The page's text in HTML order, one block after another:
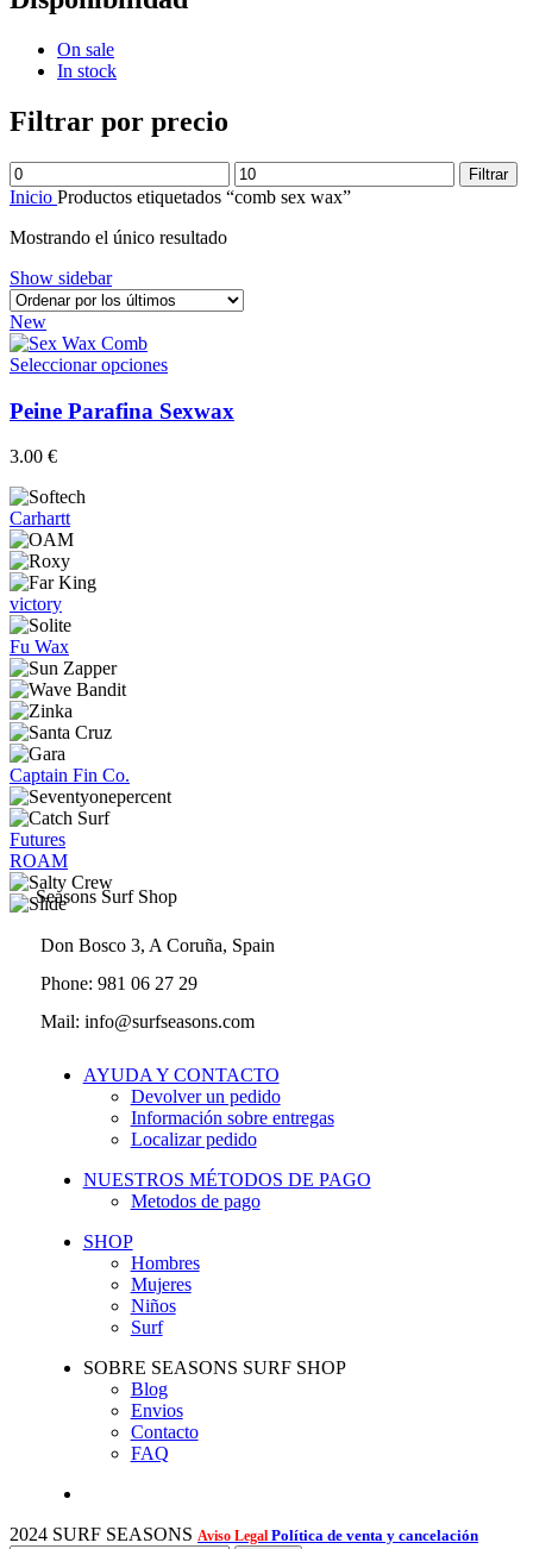
On sale
In stock
Filtrar por precio
Precio
mínimo
Precio
máximo
Filtrar
Inicio Productos etiquetados “comb sex wax”
Mostrando el único resultado
Show sidebar
New
Seleccionar opcionesEste
tiene
múltiples
Peine Parafina Sexwax
3.00 €
Carhartt
victory
Fu Wax
Captain Fin Co.
Futures
ROAM
Seasons Surf Shop
Don Bosco 3, A Coruña, Spain
Phone: 981 06 27 29
Mail: info@surfseasons.com
AYUDA Y CONTACTO
Devolver un pedido
Información sobre entregas
Localizar pedido
NUESTROS MÉTODOS DE PAGO
Metodos de pago
SHOP
Hombres
Mujeres
Niños
Surf
SOBRE SEASONS SURF SHOP
Blog
Envios
Contacto
FAQ
2024 SURF SEASONS Aviso Legal Política de venta y cancelación